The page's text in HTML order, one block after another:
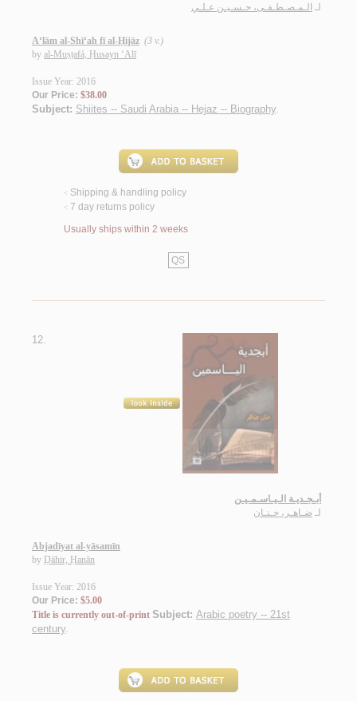
لـ الـمـصـطـفـى، حـسـيـن عـلـي
A‘lām al-Shī‘ah fī al-Ḥijāz (3 v.)
by al-Muṣṭafá, Ḥusayn ‘Alī
Issue Year: 2016
Our Price: $38.00
Subject: Shiites -- Saudi Arabia -- Hejaz -- Biography.
< Shipping & handling policy
< 7 day returns policy
Usually ships within 2 weeks
QS
12.
أبـجـديـة الـيـاسـمـيـن
لـ ضـاهـر، حـنـان
Abjadīyat al-yāsamīn
by Ḍāhir, Ḥanān
Issue Year: 2016
Our Price: $5.00
Title is currently out-of-print Subject: Arabic poetry -- 21st
century.